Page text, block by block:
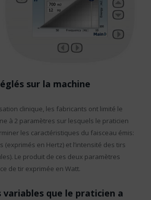
sur la machine
clinique, les fabricants ont limité le
à 2 paramètres sur lesquels le praticien
les caractéristiques du faisceau émis:
(exprimés en Hertz) et l’intensité des tirs
Le produit de ces deux paramètres
de tir exprimée en Watt.
que le praticien a